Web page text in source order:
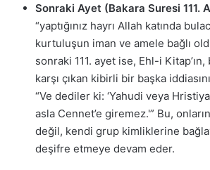
Sonraki Ayet (Bakara Suresi 111.
“yaptığınız hayrı Allah katında
kurtuluşun iman ve amele bağlı
sonraki 111. ayet ise, Ehl-i
karşı çıkan kibirli bir başka
“Ve dediler ki: ‘Yahudi veya
asla Cennet’e giremez.'” Bu,
değil, kendi grup kimliklerine
deşifre etmeye devam eder.